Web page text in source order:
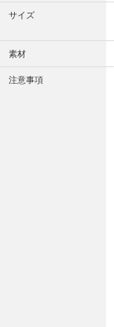
サイズ
素材
注意事項